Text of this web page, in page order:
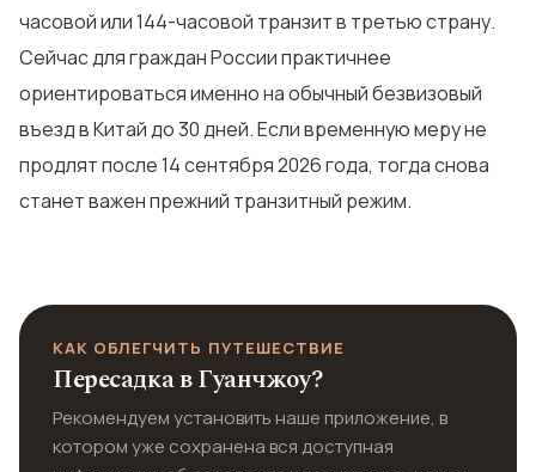
часовой или 144-часовой транзит в третью страну.
Сейчас для граждан России практичнее
ориентироваться именно на обычный безвизовый
въезд в Китай до 30 дней. Если временную меру не
продлят после 14 сентября 2026 года, тогда снова
станет важен прежний транзитный режим.
КАК ОБЛЕГЧИТЬ ПУТЕШЕСТВИЕ
Пересадка в Гуанчжоу?
Рекомендуем установить наше приложение, в
котором уже сохранена вся доступная